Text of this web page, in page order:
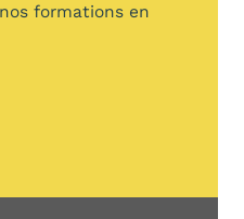
formations en